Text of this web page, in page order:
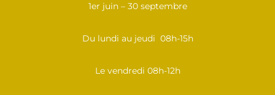
1er juin – 30 septembre
Du lundi au jeudi 08h-15h
Le vendredi 08h-12h